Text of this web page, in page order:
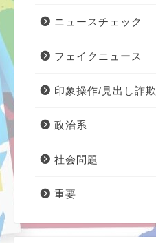
ニュースチェック
フェイクニュース
印象操作/見出し詐欺
政治系
社会問題
重要